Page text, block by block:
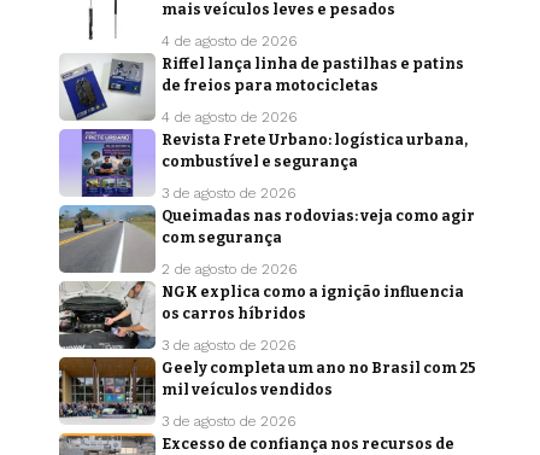
mais veículos leves e pesados
4 de agosto de 2026
Riffel lança linha de pastilhas e patins
de freios para motocicletas
4 de agosto de 2026
Revista Frete Urbano: logística urbana,
combustível e segurança
3 de agosto de 2026
Queimadas nas rodovias: veja como agir
com segurança
2 de agosto de 2026
NGK explica como a ignição influencia
os carros híbridos
3 de agosto de 2026
Geely completa um ano no Brasil com 25
mil veículos vendidos
3 de agosto de 2026
Excesso de confiança nos recursos de